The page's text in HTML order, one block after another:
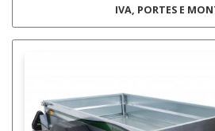
IVA, PORTES E